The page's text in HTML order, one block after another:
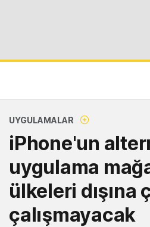
UYGULAMALAR
iPhone'un
uygulama
ülkeleri dışına
çalışmayacak